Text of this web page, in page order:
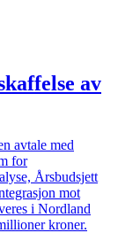
av
avtale med
for
Årsbudsjett
mot
i Nordland
kroner.